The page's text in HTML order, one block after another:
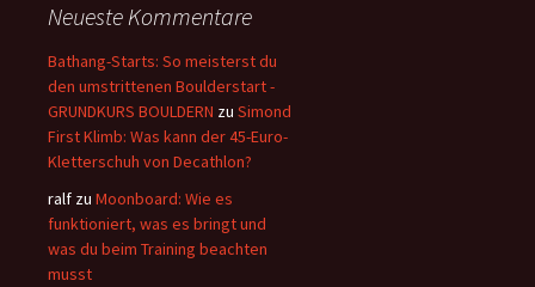
Neueste Kommentare
Bathang-Starts: So meisterst du
den umstrittenen Boulderstart -
GRUNDKURS BOULDERN zu Simond
First Klimb: Was kann der 45-Euro-
Kletterschuh von Decathlon?
ralf zu Moonboard: Wie es
funktioniert, was es bringt und
was du beim Training beachten
musst